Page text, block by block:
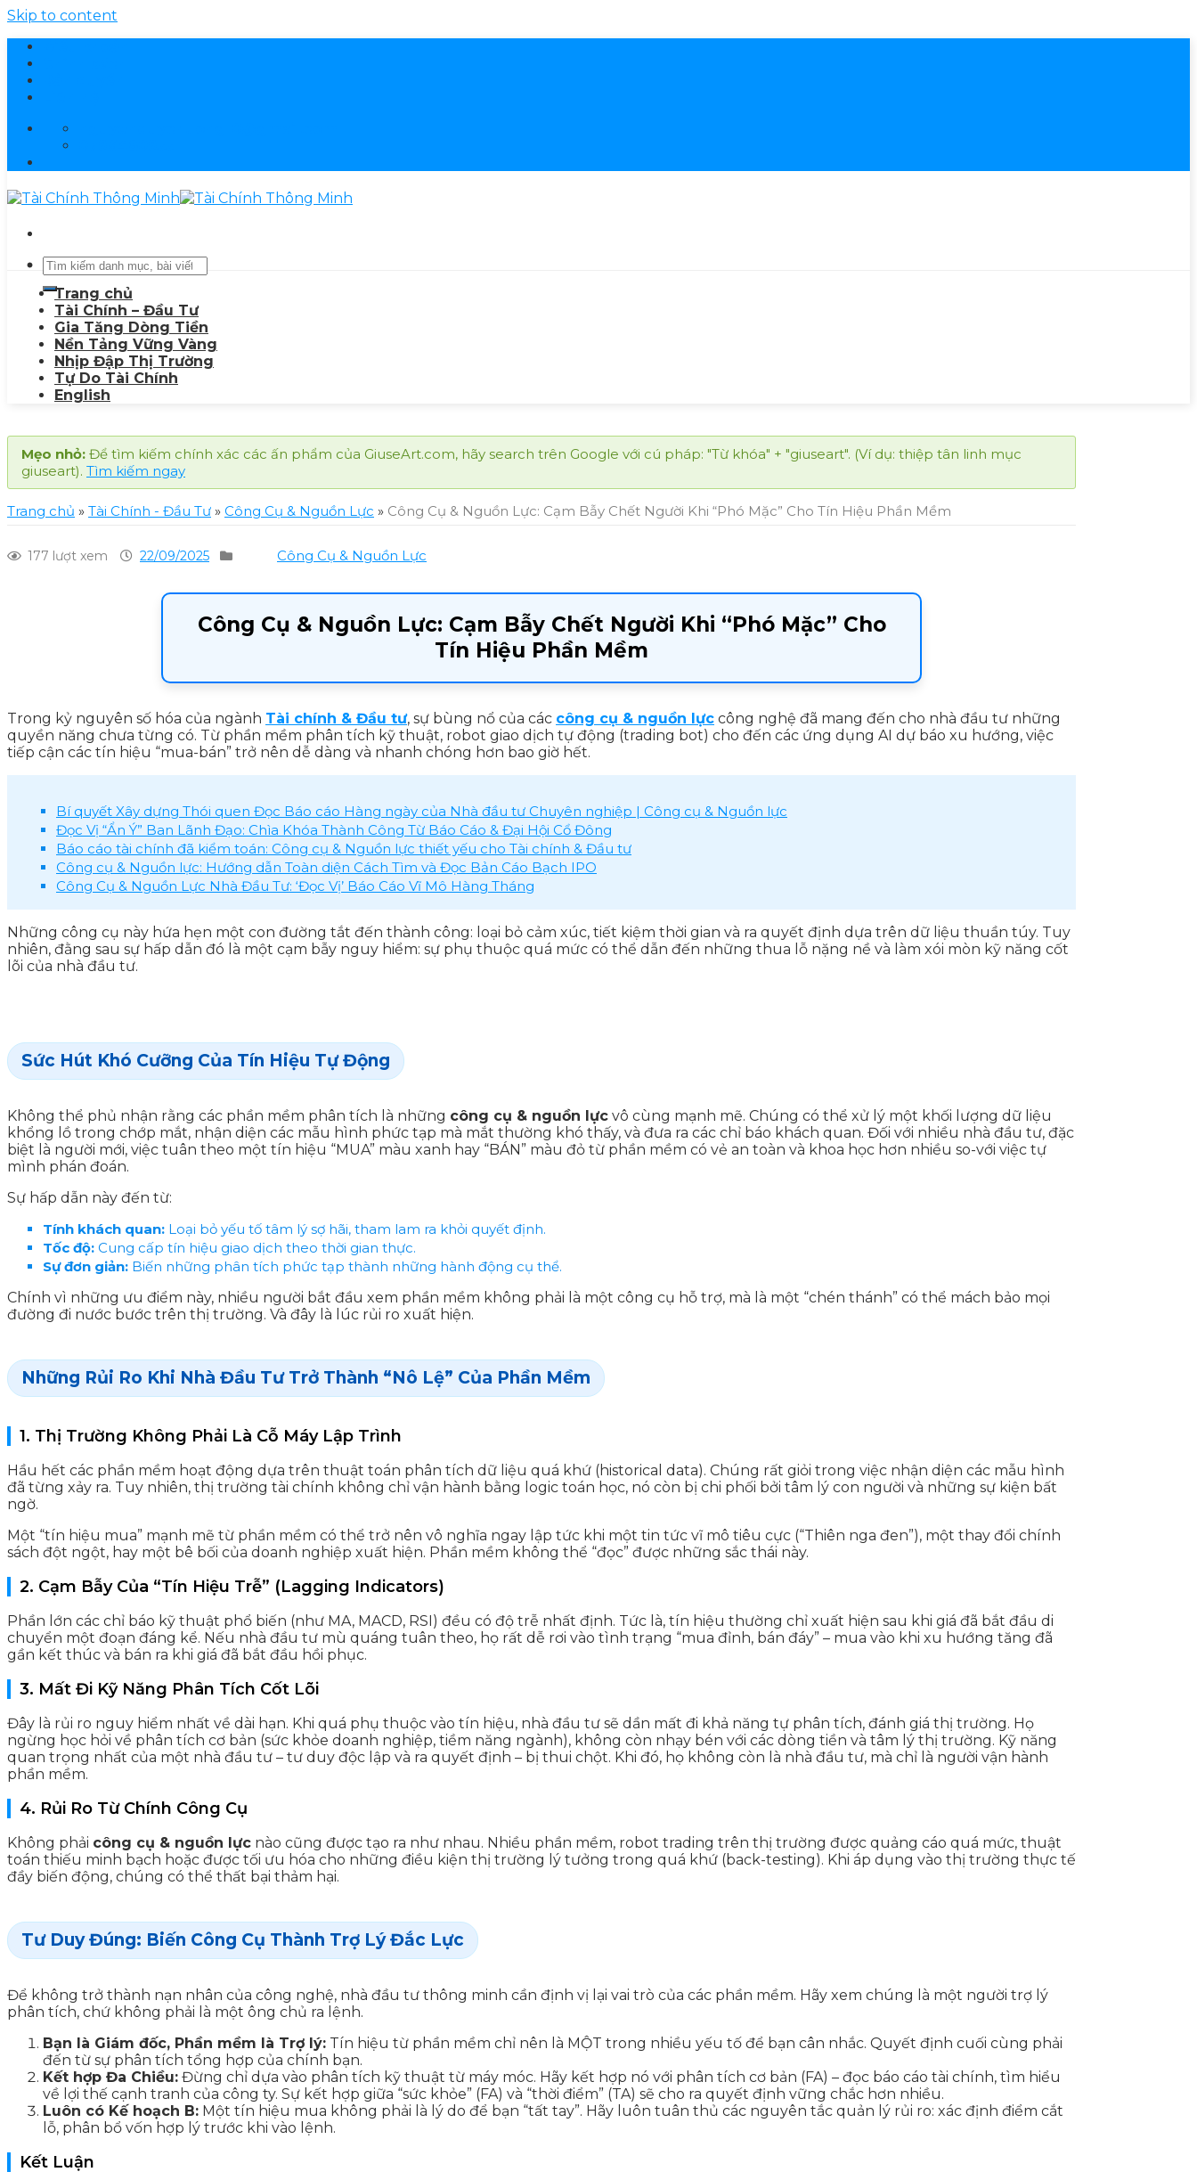
Skip to content
Trang chủ
Tài Chính – Đầu Tư
Gia Tăng Dòng Tiền
Nền Tảng Vững Vàng
Nhịp Đập Thị Trường
Tự Do Tài Chính
English
Mẹo nhỏ: Để tìm kiếm chính xác các ấn phẩm của GiuseArt.com, hãy search trên Google với cú pháp: "Từ khóa" + "giuseart". (Ví dụ: thiệp tân linh mục
giuseart). Tìm kiếm ngay
Trang chủ » Tài Chính - Đầu Tư » Công Cụ & Nguồn Lực » Công Cụ & Nguồn Lực: Cạm Bẫy Chết Người Khi “Phó Mặc” Cho Tín Hiệu Phần Mềm
177 lượt xem 22/09/2025 Công Cụ & Nguồn Lực
Công Cụ & Nguồn Lực: Cạm Bẫy Chết Người Khi “Phó Mặc” Cho
Tín Hiệu Phần Mềm
Trong kỷ nguyên số hóa của ngành Tài chính & Đầu tư, sự bùng nổ của các công cụ & nguồn lực công nghệ đã mang đến cho nhà đầu tư những
quyền năng chưa từng có. Từ phần mềm phân tích kỹ thuật, robot giao dịch tự động (trading bot) cho đến các ứng dụng AI dự báo xu hướng, việc
tiếp cận các tín hiệu “mua-bán” trở nên dễ dàng và nhanh chóng hơn bao giờ hết.
Bí quyết Xây dựng Thói quen Đọc Báo cáo Hàng ngày của Nhà đầu tư Chuyên nghiệp | Công cụ & Nguồn lực
Đọc Vị “Ẩn Ý” Ban Lãnh Đạo: Chìa Khóa Thành Công Từ Báo Cáo & Đại Hội Cổ Đông
Báo cáo tài chính đã kiểm toán: Công cụ & Nguồn lực thiết yếu cho Tài chính & Đầu tư
Công cụ & Nguồn lực: Hướng dẫn Toàn diện Cách Tìm và Đọc Bản Cáo Bạch IPO
Công Cụ & Nguồn Lực Nhà Đầu Tư: ‘Đọc Vị’ Báo Cáo Vĩ Mô Hàng Tháng
Những công cụ này hứa hẹn một con đường tắt đến thành công: loại bỏ cảm xúc, tiết kiệm thời gian và ra quyết định dựa trên dữ liệu thuần túy. Tuy
nhiên, đằng sau sự hấp dẫn đó là một cạm bẫy nguy hiểm: sự phụ thuộc quá mức có thể dẫn đến những thua lỗ nặng nề và làm xói mòn kỹ năng cốt
lõi của nhà đầu tư.
Sức Hút Khó Cưỡng Của Tín Hiệu Tự Động
Không thể phủ nhận rằng các phần mềm phân tích là những công cụ & nguồn lực vô cùng mạnh mẽ. Chúng có thể xử lý một khối lượng dữ liệu
khổng lồ trong chớp mắt, nhận diện các mẫu hình phức tạp mà mắt thường khó thấy, và đưa ra các chỉ báo khách quan. Đối với nhiều nhà đầu tư, đặc
biệt là người mới, việc tuân theo một tín hiệu “MUA” màu xanh hay “BÁN” màu đỏ từ phần mềm có vẻ an toàn và khoa học hơn nhiều so-với việc tự
mình phán đoán.
Sự hấp dẫn này đến từ:
Tính khách quan: Loại bỏ yếu tố tâm lý sợ hãi, tham lam ra khỏi quyết định.
Tốc độ: Cung cấp tín hiệu giao dịch theo thời gian thực.
Sự đơn giản: Biến những phân tích phức tạp thành những hành động cụ thể.
Chính vì những ưu điểm này, nhiều người bắt đầu xem phần mềm không phải là một công cụ hỗ trợ, mà là một “chén thánh” có thể mách bảo mọi
đường đi nước bước trên thị trường. Và đây là lúc rủi ro xuất hiện.
Những Rủi Ro Khi Nhà Đầu Tư Trở Thành “Nô Lệ” Của Phần Mềm
1. Thị Trường Không Phải Là Cỗ Máy Lập Trình
Hầu hết các phần mềm hoạt động dựa trên thuật toán phân tích dữ liệu quá khứ (historical data). Chúng rất giỏi trong việc nhận diện các mẫu hình
đã từng xảy ra. Tuy nhiên, thị trường tài chính không chỉ vận hành bằng logic toán học, nó còn bị chi phối bởi tâm lý con người và những sự kiện bất
ngờ.
Một “tín hiệu mua” mạnh mẽ từ phần mềm có thể trở nên vô nghĩa ngay lập tức khi một tin tức vĩ mô tiêu cực (“Thiên nga đen”), một thay đổi chính
sách đột ngột, hay một bê bối của doanh nghiệp xuất hiện. Phần mềm không thể “đọc” được những sắc thái này.
2. Cạm Bẫy Của “Tín Hiệu Trễ” (Lagging Indicators)
Phần lớn các chỉ báo kỹ thuật phổ biến (như MA, MACD, RSI) đều có độ trễ nhất định. Tức là, tín hiệu thường chỉ xuất hiện sau khi giá đã bắt đầu di
chuyển một đoạn đáng kể. Nếu nhà đầu tư mù quáng tuân theo, họ rất dễ rơi vào tình trạng “mua đỉnh, bán đáy” – mua vào khi xu hướng tăng đã
gần kết thúc và bán ra khi giá đã bắt đầu hồi phục.
3. Mất Đi Kỹ Năng Phân Tích Cốt Lõi
Đây là rủi ro nguy hiểm nhất về dài hạn. Khi quá phụ thuộc vào tín hiệu, nhà đầu tư sẽ dần mất đi khả năng tự phân tích, đánh giá thị trường. Họ
ngừng học hỏi về phân tích cơ bản (sức khỏe doanh nghiệp, tiềm năng ngành), không còn nhạy bén với các dòng tiền và tâm lý thị trường. Kỹ năng
quan trọng nhất của một nhà đầu tư – tư duy độc lập và ra quyết định – bị thui chột. Khi đó, họ không còn là nhà đầu tư, mà chỉ là người vận hành
phần mềm.
4. Rủi Ro Từ Chính Công Cụ
Không phải công cụ & nguồn lực nào cũng được tạo ra như nhau. Nhiều phần mềm, robot trading trên thị trường được quảng cáo quá mức, thuật
toán thiếu minh bạch hoặc được tối ưu hóa cho những điều kiện thị trường lý tưởng trong quá khứ (back-testing). Khi áp dụng vào thị trường thực tế
đầy biến động, chúng có thể thất bại thảm hại.
Tư Duy Đúng: Biến Công Cụ Thành Trợ Lý Đắc Lực
Để không trở thành nạn nhân của công nghệ, nhà đầu tư thông minh cần định vị lại vai trò của các phần mềm. Hãy xem chúng là một người trợ lý
phân tích, chứ không phải là một ông chủ ra lệnh.
Bạn là Giám đốc, Phần mềm là Trợ lý: Tín hiệu từ phần mềm chỉ nên là MỘT trong nhiều yếu tố để bạn cân nhắc. Quyết định cuối cùng phải
đến từ sự phân tích tổng hợp của chính bạn.
Kết hợp Đa Chiều: Đừng chỉ dựa vào phân tích kỹ thuật từ máy móc. Hãy kết hợp nó với phân tích cơ bản (FA) – đọc báo cáo tài chính, tìm hiểu
về lợi thế cạnh tranh của công ty. Sự kết hợp giữa “sức khỏe” (FA) và “thời điểm” (TA) sẽ cho ra quyết định vững chắc hơn nhiều.
Luôn có Kế hoạch B: Một tín hiệu mua không phải là lý do để bạn “tất tay”. Hãy luôn tuân thủ các nguyên tắc quản lý rủi ro: xác định điểm cắt
lỗ, phân bổ vốn hợp lý trước khi vào lệnh.
Kết Luận